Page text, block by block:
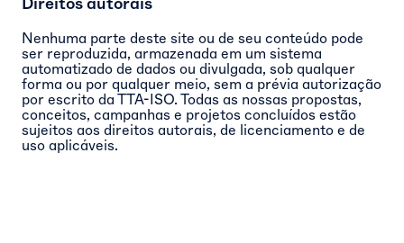
Nenhuma parte deste site ou de seu conteúdo pode
ser reproduzida, armazenada em um sistema
automatizado de dados ou divulgada, sob qualquer
forma ou por qualquer meio, sem a prévia autorização
por escrito da TTA-ISO. Todas as nossas propostas,
conceitos, campanhas e projetos concluídos estão
sujeitos aos direitos autorais, de licenciamento e de
uso aplicáveis.